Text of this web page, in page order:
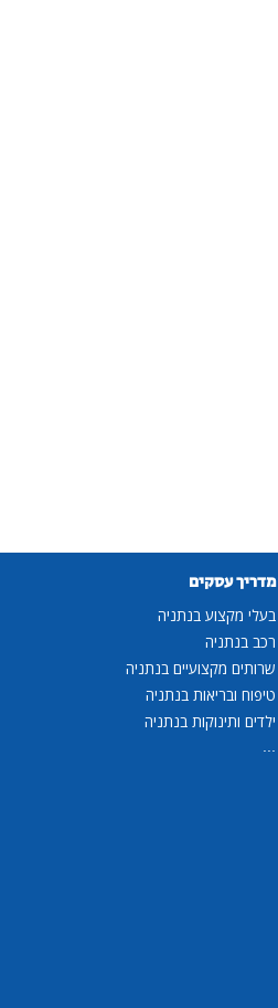
מדריך עסקים
בעלי מקצוע בנתניה
רכב בנתניה
שרותים מקצועיים בנתניה
טיפוח ובריאות בנתניה
ילדים ותינוקות בנתניה
...